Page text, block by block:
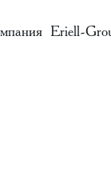
Eriell-